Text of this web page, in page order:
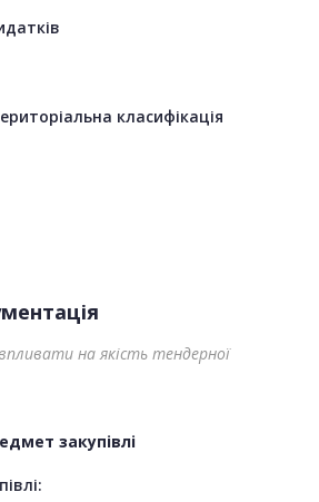
класифікація
на якість тендерної
закупівлі